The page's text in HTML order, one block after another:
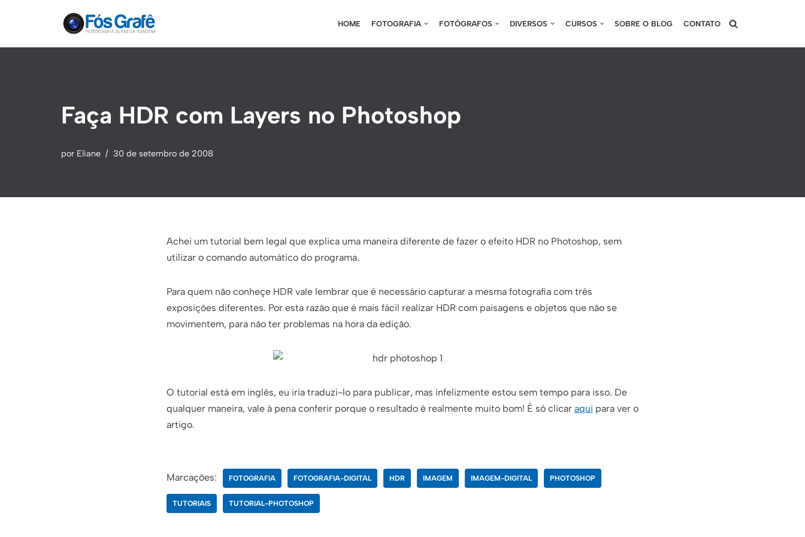
para
HOME FOTOGRAFIA FOTÓGRAFOS DIVERSOS CURSOS SOBRE O BLOG CONTATO
Faça HDR com Layers no Photoshop
por Eliane 30 de setembro de 2008
Achei um tutorial bem legal que explica uma maneira diferente de fazer o efeito HDR no Photoshop, sem
utilizar o comando automático do programa.
Para quem não conheçe HDR vale lembrar que é necessário capturar a mesma fotografia com três
exposições diferentes. Por esta razão que é mais fácil realizar HDR com paisagens e objetos que não se
movimentem, para não ter problemas na hora da edição.
O tutorial está em inglês, eu iria traduzi-lo para publicar, mas infelizmente estou sem tempo para isso. De
qualquer maneira, vale à pena conferir porque o resultado é realmente muito bom! É só clicar aqui para ver o
artigo.
Marcações: FOTOGRAFIA FOTOGRAFIA-DIGITAL HDR IMAGEM IMAGEM-DIGITAL PHOTOSHOP
TUTORIAIS TUTORIAL-PHOTOSHOP